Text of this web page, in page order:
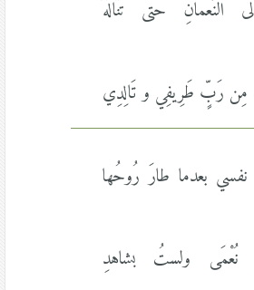
النُّعمانِ حتى تَنَالَهُ
رَبٍّ طَرِيفِي و تَالِدِي
بعدما طارَ رُوحُها
نُعْمَى ولستُ بشاهدِ